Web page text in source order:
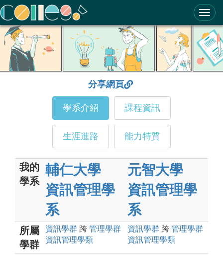
ColleGo! 大學選才與高中育才輔助系統
分享網頁
學系介紹 課程資訊
生涯進路 能力特質
我的
學系
輔仁大學
資訊管理學
系
元智大學
資訊管理學
系
所屬
學群
資訊學群 跨 管理學群
資訊管理學類
資訊學群 跨 管理學群
資訊管理學類